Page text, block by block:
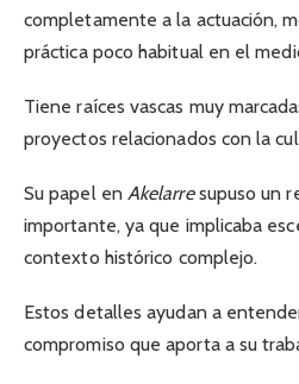
completamente a la actuación,
práctica poco habitual en el
Tiene raíces vascas muy
proyectos relacionados con la
Su papel en Akelarresupuso un
importante, ya que implicaba
contexto histórico complejo.
Estos detalles ayudan a
compromiso que aporta a su